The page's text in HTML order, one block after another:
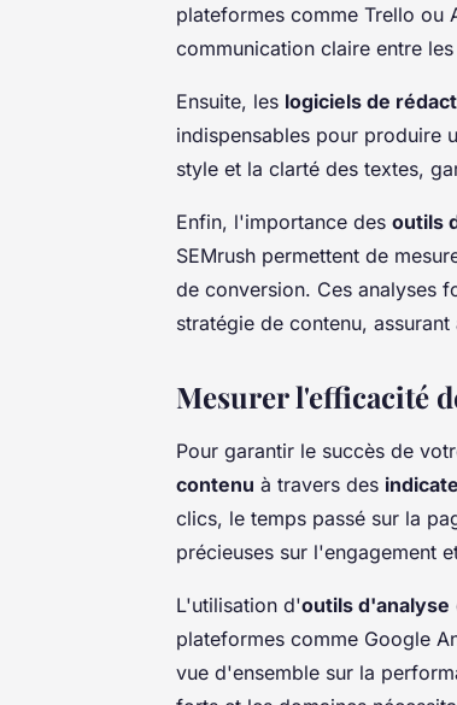
plateformes comme Trello ou
communication claire entre
Ensuite, les logiciels de
indispensables pour produire
style et la clarté des textes,
Enfin, l'importance des outils
SEMrush permettent de
de conversion. Ces analyses
stratégie de contenu,
Mesurer l'efficacité
Pour garantir le succès de
contenu à travers des
clics, le temps passé sur la
précieuses sur l'engagement
L'utilisation d'outils d'analyse
plateformes comme Google
vue d'ensemble sur la